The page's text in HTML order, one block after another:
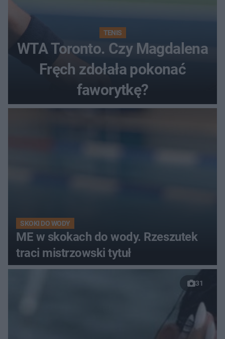
TENIS
WTA Toronto. Czy Magdalena
Fręch zdołała pokonać
faworytkę?
SKOKI DO WODY
ME w skokach do wody. Rzeszutek
traci mistrzowski tytuł
31